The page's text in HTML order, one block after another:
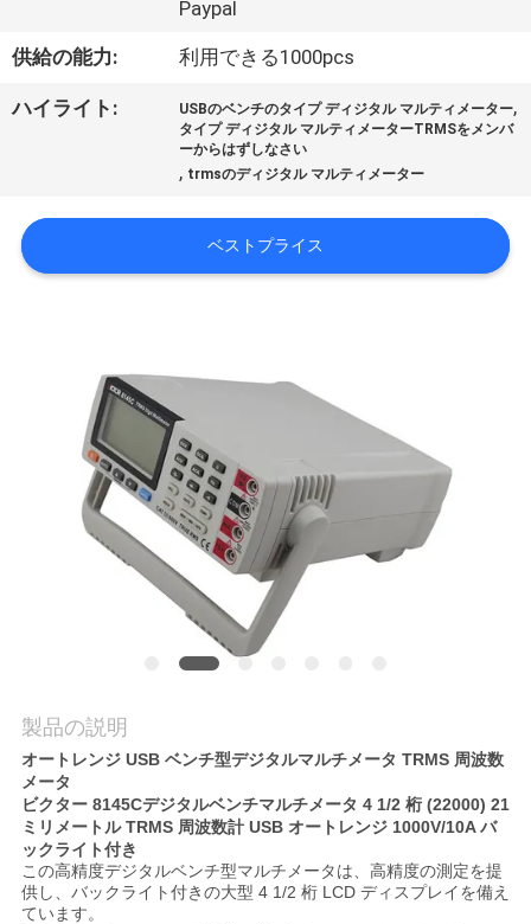
工
場
品
し
な
さ
い
Paypal
供給の能力: 利用できる1000pcs
ハイライト: USBのベンチのタイプ ディジタル マルティメーター,
タイプ ディジタル マルティメーターTRMSをメンバ
ーからはずしなさい
, trmsのディジタル マルティメーター
ベストプライス
製品の説明
オートレンジ USB ベンチ型デジタルマルチメータ TRMS 周波数
メータ
ビクター 8145Cデジタルベンチマルチメータ 4 1/2 桁 (22000) 21
ミリメートル TRMS 周波数計 USB オートレンジ 1000V/10A バ
ックライト付き
この高精度デジタルベンチ型マルチメータは、高精度の測定を提
供し、バックライト付きの大型 4 1/2 桁 LCD ディスプレイを備え
ています。